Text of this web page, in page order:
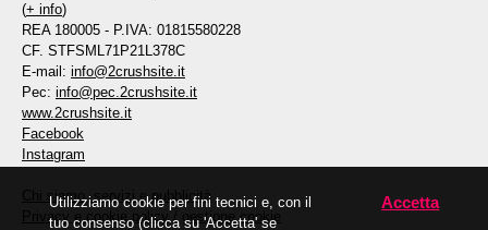
(+ info)
REA 180005 - P.IVA: 01815580228
CF. STFSML71P21L378C
E-mail: info@2crushsite.it
Pec: info@pec.2crushsite.it
www.2crushsite.it
Facebook
Instagram
Chi siamo, servizi e pubblicità
Privacy e cookie policy/ gestione cookie
Utilizziamo cookie per fini tecnici e, con il
tuo consenso (clicca su 'Accetta' se
Accetta